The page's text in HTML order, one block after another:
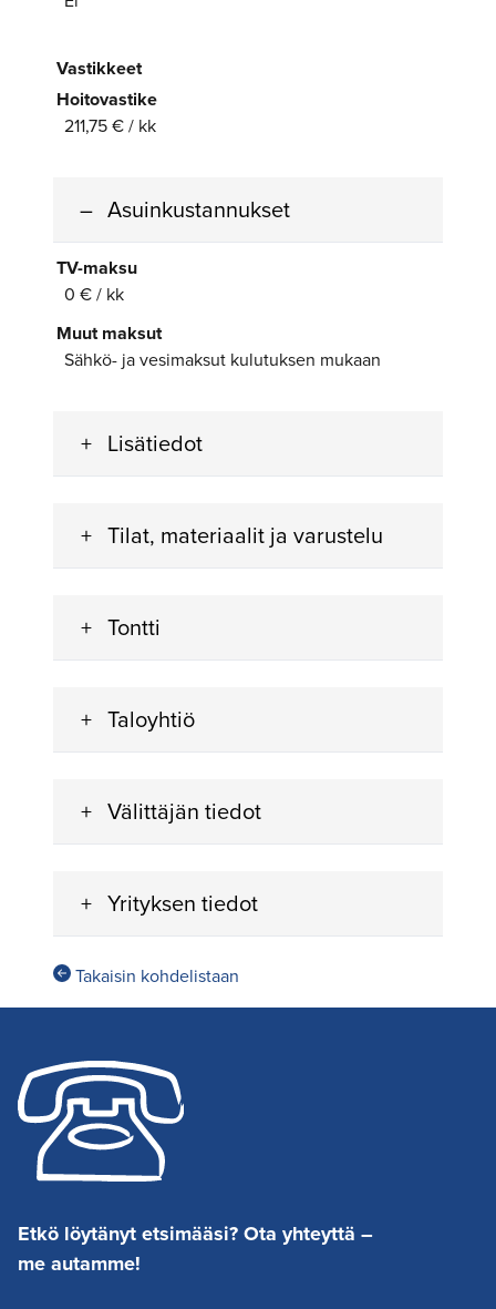
Vastikkeet
Hoitovastike
211,75 € / kk
Asuinkustannukset
TV-maksu
0 € / kk
Muut maksut
Sähkö- ja vesimaksut kulutuksen mukaan
Lisätiedot
Tilat, materiaalit ja varustelu
Tontti
Taloyhtiö
Välittäjän tiedot
Yrityksen tiedot
Takaisin kohdelistaan
Etkö löytänyt etsimääsi? Ota yhteyttä –
me autamme!